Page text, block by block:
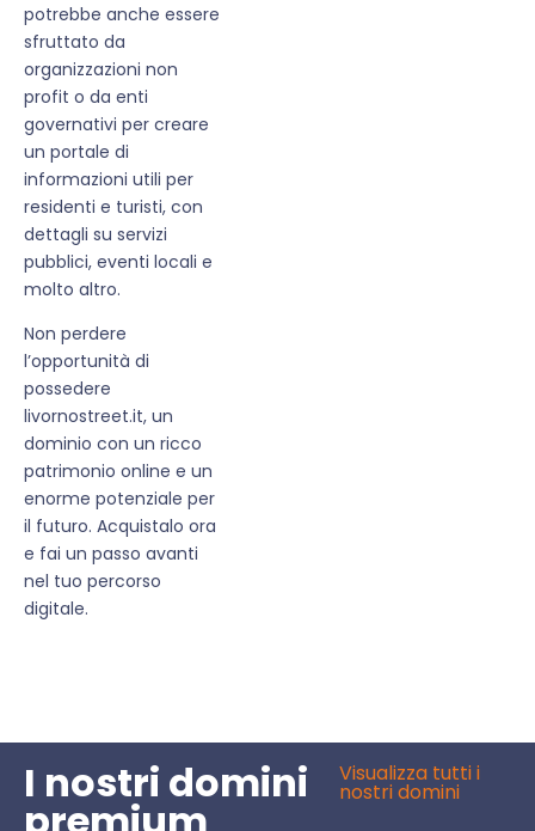
potrebbe anche essere
sfruttato da
organizzazioni non
profit o da enti
governativi per creare
un portale di
informazioni utili per
residenti e turisti, con
dettagli su servizi
pubblici, eventi locali e
molto altro.
Non perdere
l’opportunità di
possedere
livornostreet.it, un
dominio con un ricco
patrimonio online e un
enorme potenziale per
il futuro. Acquistalo ora
e fai un passo avanti
nel tuo percorso
digitale.
I nostri domini Visualizza tutti i
nostri domini